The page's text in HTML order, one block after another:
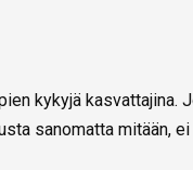
kykyjä kasvattajina.
sanomatta mitään,